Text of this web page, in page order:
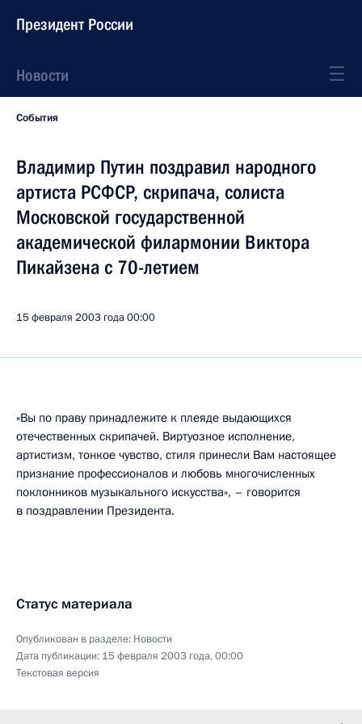
Президент России
Новости
События
Владимир Путин поздравил народного
артиста РСФСР, скрипача, солиста
Московской государственной
академической филармонии Виктора
Пикайзена с 70-летием
15 февраля 2003 года00:00
«Вы по праву принадлежите к плеяде выдающихся
отечественных скрипачей. Виртуозное исполнение,
артистизм, тонкое чувство, стиля принесли Вам настоящее
признание профессионалов и любовь многочисленных
поклонников музыкального искусства», – говорится
в поздравлении Президента.
Статус материала
Опубликован в разделе: Новости
Дата публикации: 15 февраля 2003 года, 00:00
Текстовая версия